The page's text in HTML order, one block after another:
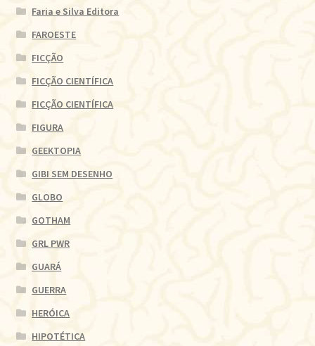
Faria e Silva Editora
FAROESTE
FICÇÃO
FICÇÃO CIENTÍFICA
FICÇÃO CIENTÍFICA
FIGURA
GEEKTOPIA
GIBI SEM DESENHO
GLOBO
GOTHAM
GRL PWR
GUARÁ
GUERRA
HERÓICA
HIPOTÉTICA